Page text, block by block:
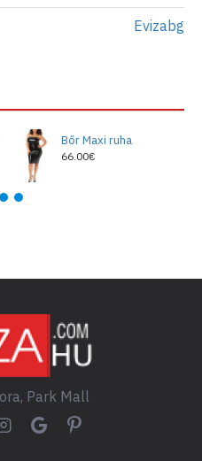
Evizabg
Bőr Maxi ruha
66.00€
Park Mall